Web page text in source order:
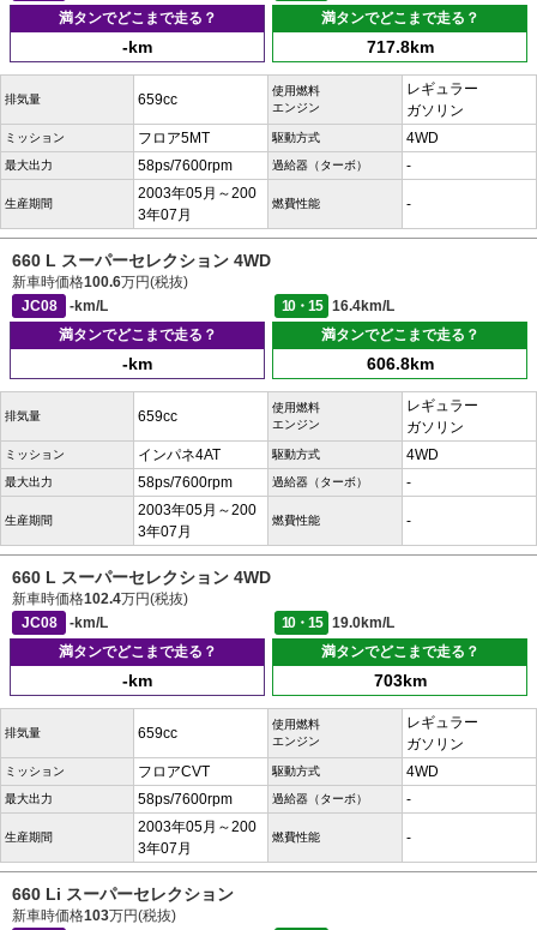
満タンでどこまで走る？
-km
満タンでどこまで走る？
717.8km
排気量 659cc
使用燃料
エンジン
レギュラー
ガソリン
ミッション フロア5MT 駆動方式 4WD
最大出力 58ps/7600rpm 過給器（ターボ） -
生産期間
2003年05月～200
3年07月
燃費性能 -
660 L スーパーセレクション 4WD
新車時価格100.6万円(税抜)
JC08
-km/L 10・15
16.4km/L
満タンでどこまで走る？
-km
満タンでどこまで走る？
606.8km
排気量 659cc
使用燃料
エンジン
レギュラー
ガソリン
ミッション インパネ4AT 駆動方式 4WD
最大出力 58ps/7600rpm 過給器（ターボ） -
生産期間
2003年05月～200
3年07月
燃費性能 -
660 L スーパーセレクション 4WD
新車時価格102.4万円(税抜)
JC08
-km/L 10・15
19.0km/L
満タンでどこまで走る？
-km
満タンでどこまで走る？
703km
排気量 659cc
使用燃料
エンジン
レギュラー
ガソリン
ミッション フロアCVT 駆動方式 4WD
最大出力 58ps/7600rpm 過給器（ターボ） -
生産期間
2003年05月～200
3年07月
燃費性能 -
660 Li スーパーセレクション
新車時価格103万円(税抜)